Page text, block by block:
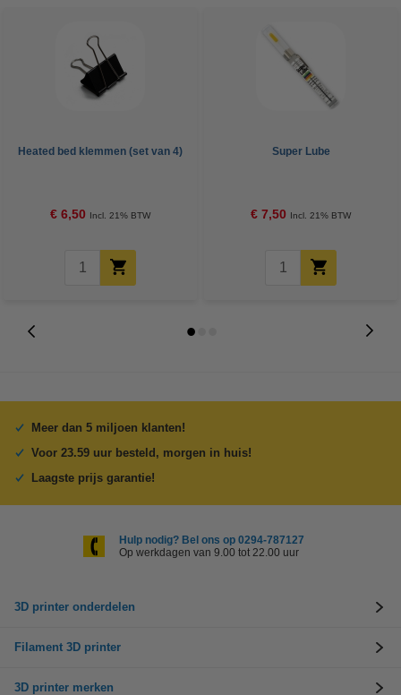
Heated bed klemmen (set van 4)
€ 6,50 Incl. 21% BTW
Super Lube
€ 7,50 Incl. 21% BTW
Meer dan 5 miljoen klanten!
Voor 23.59 uur besteld, morgen in huis!
Laagste prijs garantie!
Hulp nodig? Bel ons op 0294-787127
Op werkdagen van 9.00 tot 22.00 uur
3D printer onderdelen
Filament 3D printer
3D printer merken